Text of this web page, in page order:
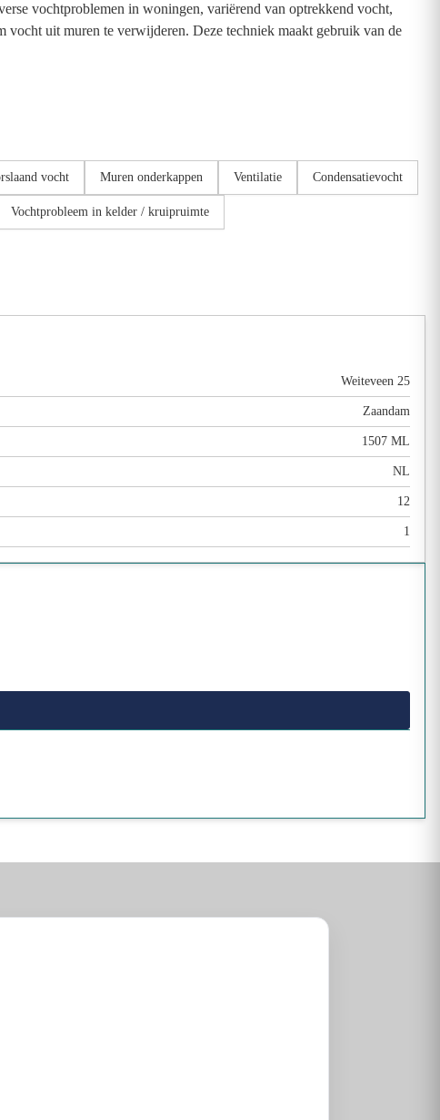
vochtproblemen in woningen, variërend van optrekkend vocht,
uit muren te verwijderen. Deze techniek maakt gebruik van de
vocht Muren onderkappen Ventilatie Condensatievocht
Vochtprobleem in kelder / kruipruimte
Weiteveen 25
Zaandam
1507 ML
NL
12
1